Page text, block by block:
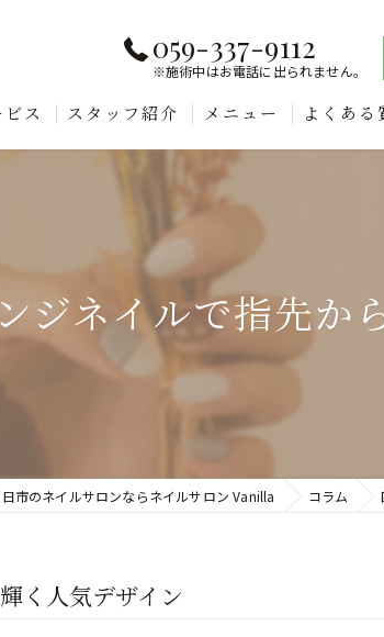
059-337-9112
※施術中はお電話に出られません。
ス スタッフ紹介 メニュー よくある
ジネイルで指先か
市のネイルサロンならネイルサロン Vanilla コラム
く人気デザイン